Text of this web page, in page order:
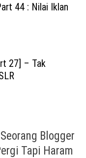
44 : Nilai Iklan
27] – Tak
Blogger
Tapi Haram